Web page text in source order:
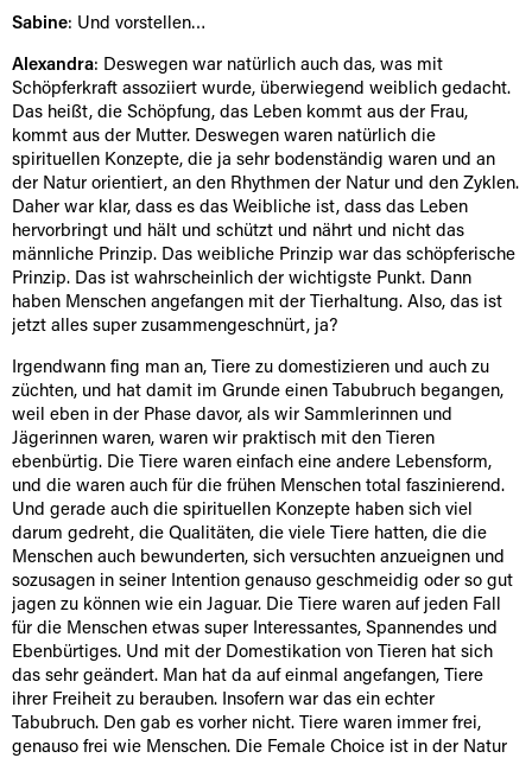
Sabine: Und vorstellen…
Alexandra: Deswegen war natürlich auch das, was mit
Schöpferkraft assoziiert wurde, überwiegend weiblich gedacht.
Das heißt, die Schöpfung, das Leben kommt aus der Frau,
kommt aus der Mutter. Deswegen waren natürlich die
spirituellen Konzepte, die ja sehr bodenständig waren und an
der Natur orientiert, an den Rhythmen der Natur und den Zyklen.
Daher war klar, dass es das Weibliche ist, dass das Leben
hervorbringt und hält und schützt und nährt und nicht das
männliche Prinzip. Das weibliche Prinzip war das schöpferische
Prinzip. Das ist wahrscheinlich der wichtigste Punkt. Dann
haben Menschen angefangen mit der Tierhaltung. Also, das ist
jetzt alles super zusammengeschnürt, ja?
Irgendwann fing man an, Tiere zu domestizieren und auch zu
züchten, und hat damit im Grunde einen Tabubruch begangen,
weil eben in der Phase davor, als wir Sammlerinnen und
Jägerinnen waren, waren wir praktisch mit den Tieren
ebenbürtig. Die Tiere waren einfach eine andere Lebensform,
und die waren auch für die frühen Menschen total faszinierend.
Und gerade auch die spirituellen Konzepte haben sich viel
darum gedreht, die Qualitäten, die viele Tiere hatten, die die
Menschen auch bewunderten, sich versuchten anzueignen und
sozusagen in seiner Intention genauso geschmeidig oder so gut
jagen zu können wie ein Jaguar. Die Tiere waren auf jeden Fall
für die Menschen etwas super Interessantes, Spannendes und
Ebenbürtiges. Und mit der Domestikation von Tieren hat sich
das sehr geändert. Man hat da auf einmal angefangen, Tiere
ihrer Freiheit zu berauben. Insofern war das ein echter
Tabubruch. Den gab es vorher nicht. Tiere waren immer frei,
genauso frei wie Menschen. Die Female Choice ist in der Natur